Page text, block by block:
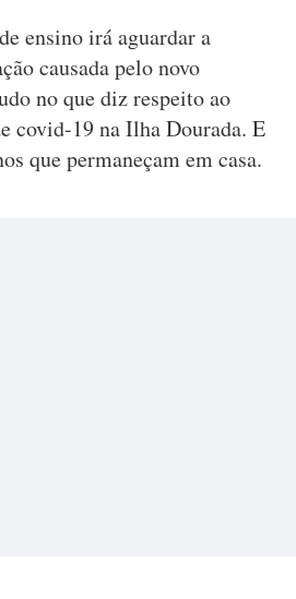
ensino irá aguardar a
causada pelo novo
no que diz respeito ao
covid-19 na Ilha Dourada. E
que permaneçam em casa.